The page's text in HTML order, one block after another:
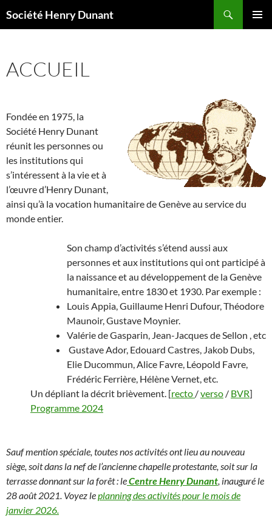
au
Société Henry Dunant
ACCUEIL
Fondée en 1975, la
Société Henry Dunant
réunit les personnes ou
les institutions qui
s’intéressent à la vie et à
l’œuvre d’Henry Dunant,
ainsi qu’à la vocation humanitaire de Genève au service du
monde entier.
Son champ d’activités s’étend aussi aux
personnes et aux institutions qui ont participé à
la naissance et au développement de la Genève
humanitaire, entre 1830 et 1930. Par exemple :
Louis Appia, Guillaume Henri Dufour, Théodore
Maunoir, Gustave Moynier.
Valérie de Gasparin, Jean-Jacques de Sellon , etc
Gustave Ador, Edouard Castres, Jakob Dubs,
Elie Ducommun, Alice Favre, Léopold Favre,
Frédéric Ferrière, Hélène Vernet, etc.
Un dépliant la décrit brièvement. [recto /verso / BVR]
Programme 2024
Sauf mention spéciale, toutes nos activités ont lieu au nouveau
siège, soit dans la nef de l’ancienne chapelle protestante, soit sur la
terrasse donnant sur la forêt : leCentre Henry Dunant, inauguré le
28 août 2021. Voyez leplanning des activités pour le mois de
janvier 2026.